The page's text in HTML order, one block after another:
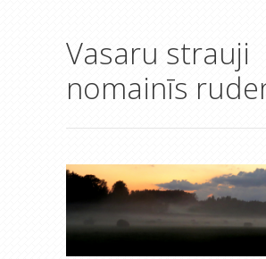
Vasaru strauji
nomainīs